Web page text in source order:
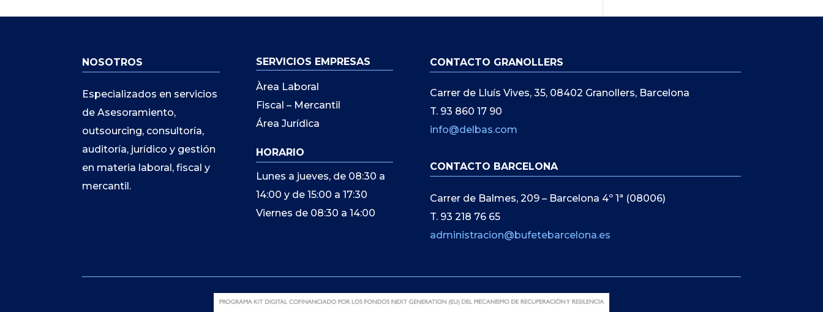
NOSOTROS
Especializados en servicios
de Asesoramiento,
outsourcing, consultoría,
auditoría, jurídico y gestión
en materia laboral, fiscal y
mercantil.
SERVICIOS EMPRESAS
Àrea Laboral
Fiscal – Mercantil
Área Jurídica
HORARIO
Lunes a jueves, de 08:30 a
14:00 y de 15:00 a 17:30
Viernes de 08:30 a 14:00
CONTACTO GRANOLLERS
Carrer de Lluís Vives, 35, 08402 Granollers, Barcelona
T. 93 860 17 90
info@delbas.com
CONTACTO BARCELONA
Carrer de Balmes, 209 – Barcelona 4º 1ª (08006)
T. 93 218 76 65
administracion@bufetebarcelona.es